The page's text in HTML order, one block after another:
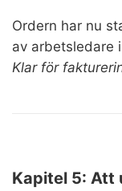
Ordern har nu
av arbetsledare
Klar för
Kapitel 5: Att